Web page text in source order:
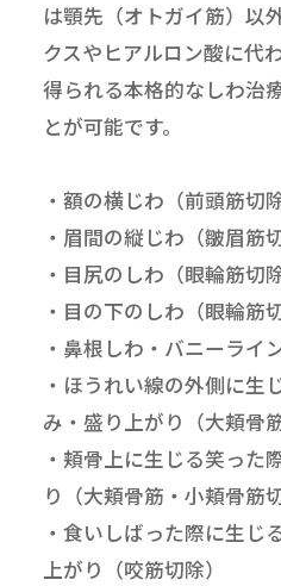
は顎先（オトガイ筋）以
クスやヒアルロン酸に代
得られる本格的なしわ治
とが可能です。
・額の横じわ（前頭筋切除
・眉間の縦じわ（皺眉筋
・目尻のしわ（眼輪筋切除
・目の下のしわ（眼輪筋
・鼻根しわ・バニーライ
・ほうれい線の外側に生
み・盛り上がり（大頬骨
・頬骨上に生じる笑った
り（大頬骨筋・小頬骨筋切
・食いしばった際に生じ
上がり（咬筋切除）